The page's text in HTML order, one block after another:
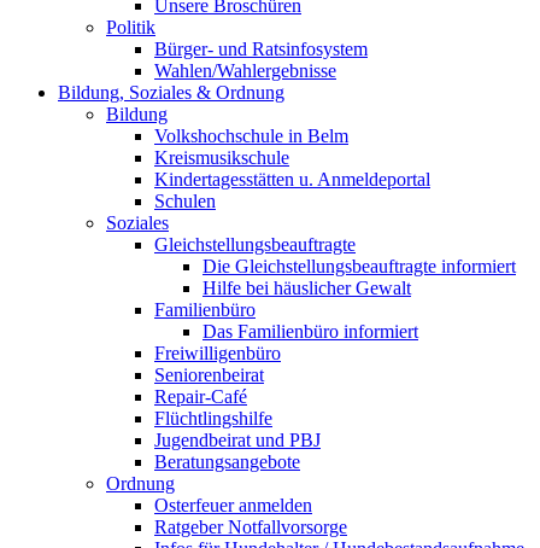
Unsere Broschüren
Politik
Bürger- und Ratsinfosystem
Wahlen/Wahlergebnisse
Bildung, Soziales & Ordnung
Bildung
Volkshochschule in Belm
Kreismusikschule
Kindertagesstätten u. Anmeldeportal
Schulen
Soziales
Gleichstellungsbeauftragte
Die Gleichstellungsbeauftragte informiert
Hilfe bei häuslicher Gewalt
Familienbüro
Das Familienbüro informiert
Freiwilligenbüro
Seniorenbeirat
Repair-Café
Flüchtlingshilfe
Jugendbeirat und PBJ
Beratungsangebote
Ordnung
Osterfeuer anmelden
Ratgeber Notfallvorsorge